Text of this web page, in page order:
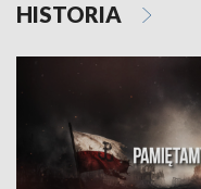
HISTORIA